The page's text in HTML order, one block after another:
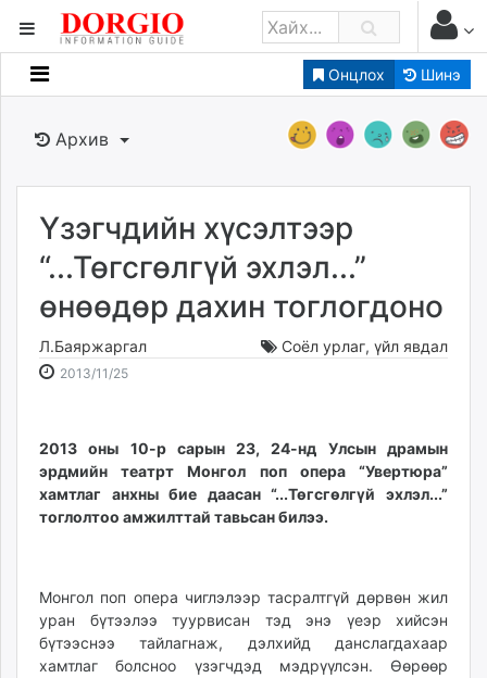
Онцлох Шинэ
Мэдээллийн
Банк санхүү
Бизнес ААН
Төрийн
Нийслэлийн
dorgio.mn
Gogo.mn
caak.mn
Baabar.mn
tovch.mn
ikon.mn
24tsag.mn
shuud.mn
eagle.mn
Архив
Үзэгчдийн хүсэлтээр
“...Төгсгөлгүй эхлэл...”
өнөөдөр дахин тоглогдоно
Л.Баяржаргал Соёл урлаг, үйл явдал
2013/11/252013-
15:22:52
2026-
11:21:49
2013 оны 10-р сарын 23, 24-нд Улсын драмын
эрдмийн театрт Монгол поп опера “Увертюра”
хамтлаг анхны бие даасан “...Төгсгөлгүй эхлэл...”
тоглолтоо амжилттай тавьсан билээ.
Монгол поп опера чиглэлээр тасралтгүй дөрвөн жил
уран бүтээлээ туурвисан тэд энэ үеэр хийсэн
бүтээснээ тайлагнаж, дэлхийд данслагдахаар
хамтлаг болсноо үзэгчдэд мэдрүүлсэн. Өөрөөр